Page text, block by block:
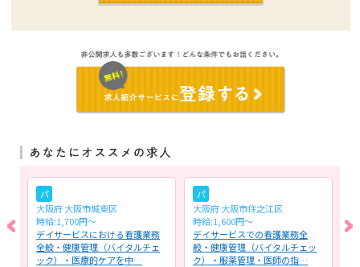
パ
大阪府 大阪市城東区
時給:1,700円～
デイサービスにおける看護業務
全般・健康管理（バイタルチェ
ック）・医療的ケアを中…
パ
大阪府 大阪市住之江区
時給:1,600円～
デイサービスでの看護業務全
般・健康管理（バイタルチェッ
ク）・服薬管理・医師の指…